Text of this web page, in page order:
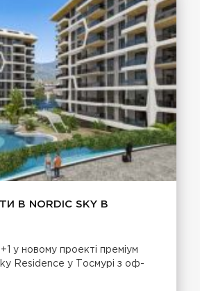
В NORDIC SKY В
у новому проекті преміум
Residence у Тосмурі з оф-